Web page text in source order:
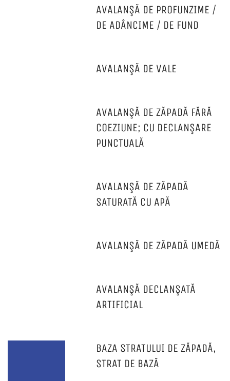
AVALANŞĂ DE PROFUNZIME /
DE ADÂNCIME / DE FUND
AVALANŞĂ DE VALE
AVALANŞĂ DE ZĂPADĂ FĂRĂ
COEZIUNE; CU DECLANŞARE
PUNCTUALĂ
AVALANŞĂ DE ZĂPADĂ
SATURATĂ CU APĂ
AVALANŞĂ DE ZĂPADĂ UMEDĂ
AVALANŞĂ DECLANŞATĂ
ARTIFICIAL
BAZA STRATULUI DE ZĂPADĂ,
STRAT DE BAZĂ